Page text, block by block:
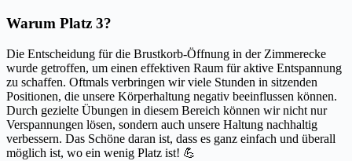
Warum Platz 3?
Die Entscheidung für die Brustkorb-Öffnung in der Zimmerecke
wurde getroffen, um einen effektiven Raum für aktive Entspannung
zu schaffen. Oftmals verbringen wir viele Stunden in sitzenden
Positionen, die unsere Körperhaltung negativ beeinflussen können.
Durch gezielte Übungen in diesem Bereich können wir nicht nur
Verspannungen lösen, sondern auch unsere Haltung nachhaltig
verbessern. Das Schöne daran ist, dass es ganz einfach und überall
möglich ist, wo ein wenig Platz ist! 💪